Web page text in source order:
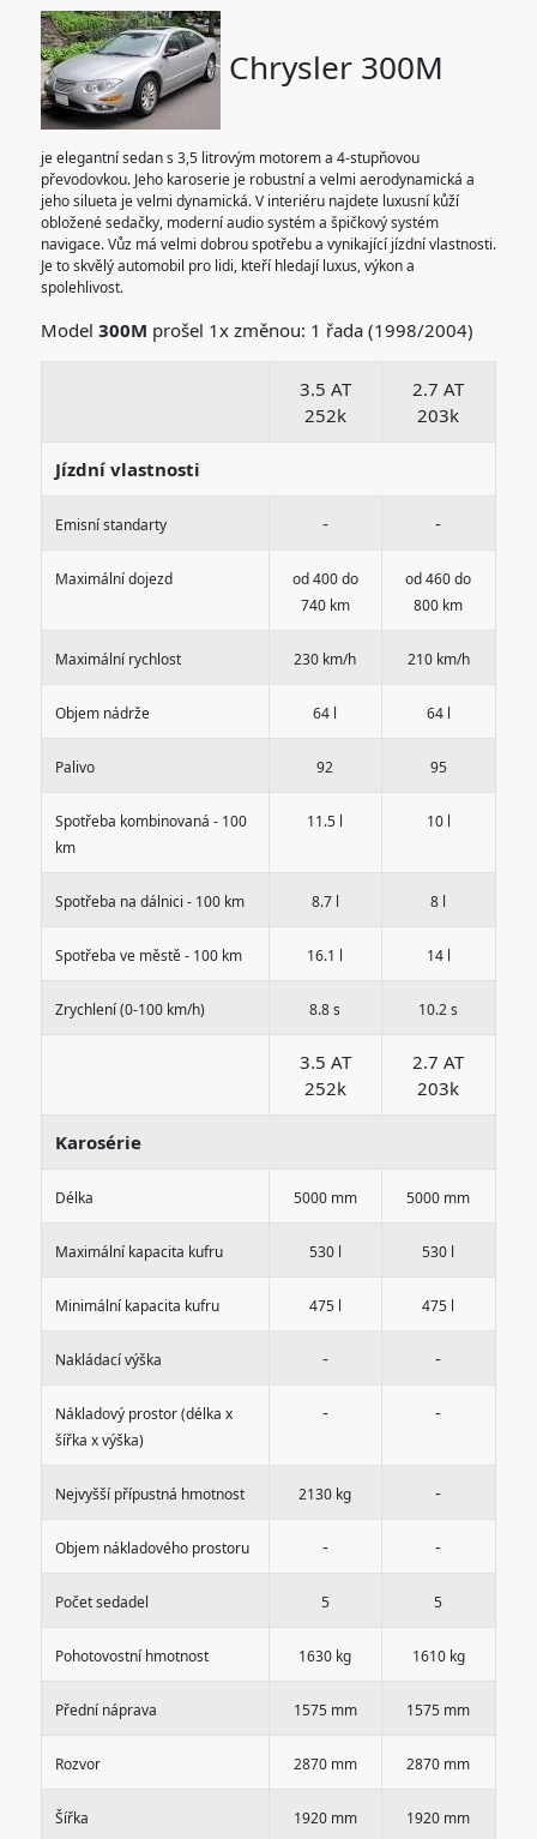
Chrysler 300M
je elegantní sedan s 3,5 litrovým motorem a 4-stupňovou
převodovkou. Jeho karoserie je robustní a velmi aerodynamická a
jeho silueta je velmi dynamická. V interiéru najdete luxusní kůží
obložené sedačky, moderní audio systém a špičkový systém
navigace. Vůz má velmi dobrou spotřebu a vynikající jízdní vlastnosti.
Je to skvělý automobil pro lidi, kteří hledají luxus, výkon a
spolehlivost.
Model 300M prošel 1x změnou: 1 řada (1998/2004)
3.5 AT
252k
2.7 AT
203k
Jízdní vlastnosti
Emisní standarty - -
Maximální dojezd
od 400 do
740 km
od 460 do
800 km
Maximální rychlost 230 km/h 210 km/h
Objem nádrže 64 l 64 l
Palivo 92 95
Spotřeba kombinovaná - 100
km
11.5 l 10 l
Spotřeba na dálnici - 100 km 8.7 l 8 l
Spotřeba ve městě - 100 km 16.1 l 14 l
Zrychlení (0-100 km/h) 8.8 s 10.2 s
3.5 AT
252k
2.7 AT
203k
Karosérie
Délka 5000 mm 5000 mm
Maximální kapacita kufru 530 l 530 l
Minimální kapacita kufru 475 l 475 l
Nakládací výška - -
Nákladový prostor (délka x
šířka x výška)
- -
Nejvyšší přípustná hmotnost 2130 kg -
Objem nákladového prostoru - -
Počet sedadel 5 5
Pohotovostní hmotnost 1630 kg 1610 kg
Přední náprava 1575 mm 1575 mm
Rozvor 2870 mm 2870 mm
Šířka 1920 mm 1920 mm